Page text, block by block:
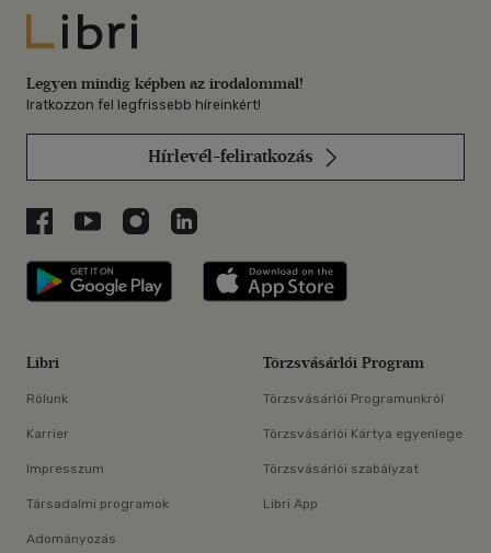
Libri
Legyen mindig képben az irodalommal!
Iratkozzon fel legfrissebb híreinkért!
Hírlevél-feliratkozás
Libri a Facebookon
Libri a Youtube-on
Libri az Instagramon
Libri a LinkedInen
Libri applikáció Szerezd meg: Google
Libri
Rólunk
Karrier
Impresszum
Társadalmi programok
Adományozás
Törzsvásárlói Program
Törzsvásárlói Programunkról
Törzsvásárlói Kártya egyenlege
Törzsvásárlói szabályzat
Libri App